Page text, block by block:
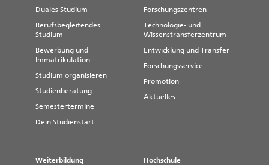
Duales Studium
Berufsbegleitendes
Studium
Bewerbung und
Immatrikulation
Studium organisieren
Studienberatung
Semestertermine
Dein Studienstart
Forschungszentren
Technologie- und
Wissenstransferzentrum
Entwicklung und Transfer
Forschungsservice
Promotion
Aktuelles
Weiterbildung Hochschule